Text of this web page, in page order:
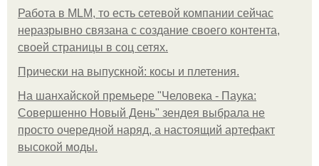
Работа в MLM, то есть сетевой компании сейчас
неразрывно связана с создание своего контента,
своей страницы в соц сетях.
Прически на выпускной: косы и плетения.
На шанхайской премьере "Человека - Паука:
Совершенно Новый День" зендея выбрала не
просто очередной наряд, а настоящий артефакт
высокой моды.